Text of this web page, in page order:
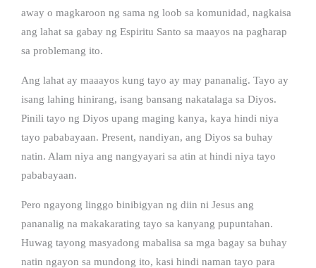
away o magkaroon ng sama ng loob sa komunidad, nagkaisa
ang lahat sa gabay ng Espiritu Santo sa maayos na pagharap
sa problemang ito.
Ang lahat ay maaayos kung tayo ay may pananalig. Tayo ay
isang lahing hinirang, isang bansang nakatalaga sa Diyos.
Pinili tayo ng Diyos upang maging kanya, kaya hindi niya
tayo pababayaan. Present, nandiyan, ang Diyos sa buhay
natin. Alam niya ang nangyayari sa atin at hindi niya tayo
pababayaan.
Pero ngayong linggo binibigyan ng diin ni Jesus ang
pananalig na makakarating tayo sa kanyang pupuntahan.
Huwag tayong masyadong mabalisa sa mga bagay sa buhay
natin ngayon sa mundong ito, kasi hindi naman tayo para